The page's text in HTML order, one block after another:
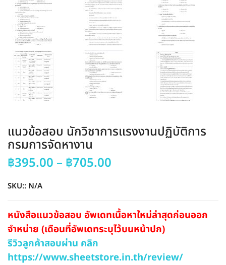
แนวข้อสอบ นักวิชาการแรงงานปฏิบัติการ
กรมการจัดหางาน
฿395.00 – ฿705.00
through
฿705.00
SKU:: N/A
หนังสือแนวข้อสอบ อัพเดทเนื้อหาใหม่ล่าสุดก่อนออก
จำหน่าย (เดือนที่อัพเดทระบุไว้บนหน้าปก)
รีวิวลูกค้าสอบผ่าน คลิก
https://www.sheetstore.in.th/review/